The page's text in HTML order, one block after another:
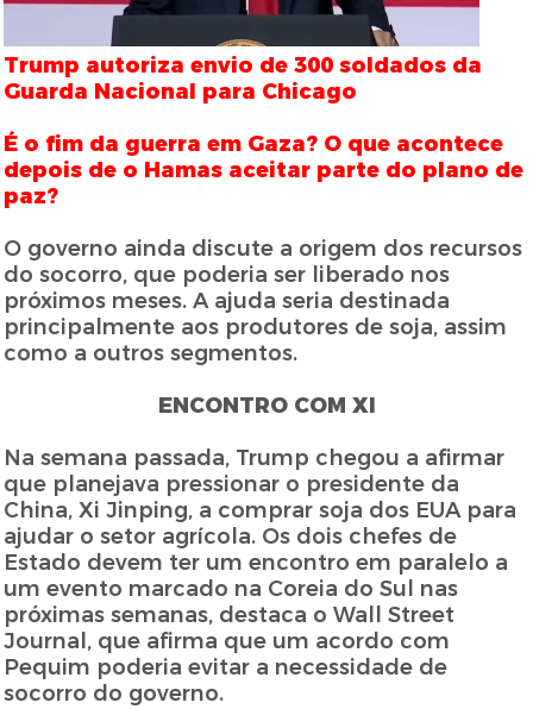
Trump autoriza envio de 300 soldados da
Guarda Nacional para Chicago
É o fim da guerra em Gaza? O que acontece
depois de o Hamas aceitar parte do plano de
paz?
O governo ainda discute a origem dos recursos
do socorro, que poderia ser liberado nos
próximos meses. A ajuda seria destinada
principalmente aos produtores de soja, assim
como a outros segmentos.
ENCONTRO COM XI
Na semana passada, Trump chegou a afirmar
que planejava pressionar o presidente da
China, Xi Jinping, a comprar soja dos EUA para
ajudar o setor agrícola. Os dois chefes de
Estado devem ter um encontro em paralelo a
um evento marcado na Coreia do Sul nas
próximas semanas, destaca o Wall Street
Journal, que afirma que um acordo com
Pequim poderia evitar a necessidade de
socorro do governo.